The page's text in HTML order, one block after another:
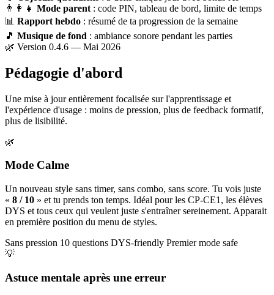
👨‍👩‍👧 Mode parent : code PIN, tableau de bord, limite de temps
📊 Rapport hebdo : résumé de ta progression de la semaine
🎵 Musique de fond : ambiance sonore pendant les parties
🌿 Version 0.4.6 — Mai 2026
Pédagogie d'abord
Une mise à jour entièrement focalisée sur l'apprentissage et
l'expérience d'usage : moins de pression, plus de feedback formatif,
plus de lisibilité.
🌿
Mode Calme
Un nouveau style sans timer, sans combo, sans score. Tu vois juste
« 8 / 10 » et tu prends ton temps. Idéal pour les CP-CE1, les élèves
DYS et tous ceux qui veulent juste s'entraîner sereinement. Apparait
en première position du menu de styles.
Sans pression 10 questions DYS-friendly Premier mode safe
💡
Astuce mentale après une erreur